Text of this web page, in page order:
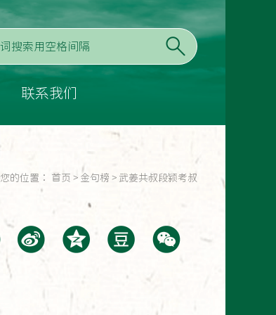
联系我们
您的位置： 首页 > 金句榜 > 武姜共叔段颍考叔